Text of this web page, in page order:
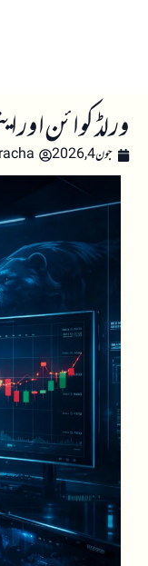
ورلڈ کوائن اور
جون 4, 2026